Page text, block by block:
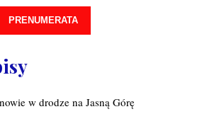
PRENUMERATA
w drodze na Jasną Górę